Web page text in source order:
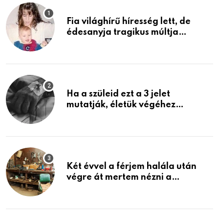
Fia világhírű híresség lett, de
édesanyja tragikus múltja
Ha a szüleid ezt a 3 jelet
mutatják, életük végéhez
Két évvel a férjem halála után
végre át mertem nézni a
életemet